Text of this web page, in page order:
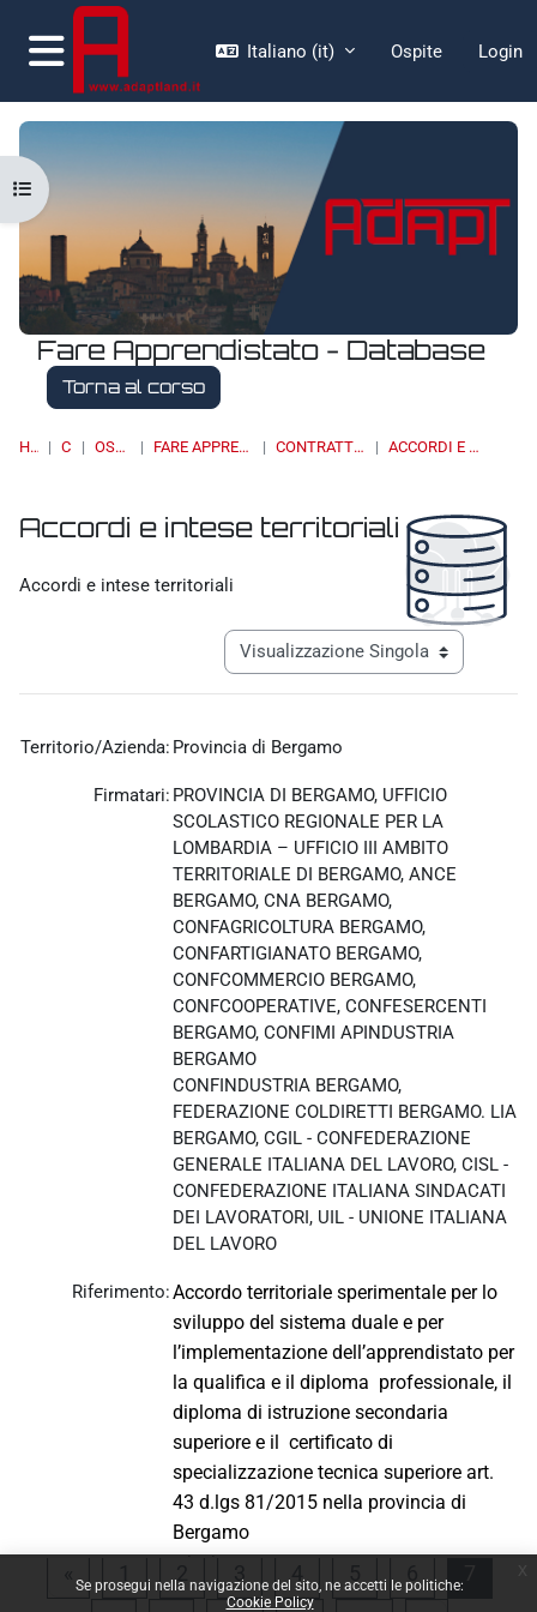
Vai al contenuto principale
Se prosegui nella navigazione del sito, ne accetti le politiche:
Cookie Policy
Pannello laterale
Italiano ‎(it)‎ Ospite Login
Fare Apprendistato - Database
Torna al corso
HOME CORSI OSSERVATORI FARE APPRENDISTATO - DATABASE CONTRATTAZIONE COLLETTIVA ACCORDI E INTESE TERRITORIALI
Apri indice del corso
Accordi e intese territoriali
Accordi e intese territoriali
Navigazione terziaria modalità
Territorio/Azienda: Provincia di Bergamo
Firmatari: PROVINCIA DI BERGAMO, UFFICIO
SCOLASTICO REGIONALE PER LA
LOMBARDIA – UFFICIO III AMBITO
TERRITORIALE DI BERGAMO, ANCE
BERGAMO, CNA BERGAMO,
CONFAGRICOLTURA BERGAMO,
CONFARTIGIANATO BERGAMO,
CONFCOMMERCIO BERGAMO,
CONFCOOPERATIVE, CONFESERCENTI
BERGAMO, CONFIMI APINDUSTRIA
BERGAMO
CONFINDUSTRIA BERGAMO,
FEDERAZIONE COLDIRETTI BERGAMO. LIA
BERGAMO, CGIL - CONFEDERAZIONE
GENERALE ITALIANA DEL LAVORO, CISL -
CONFEDERAZIONE ITALIANA SINDACATI
DEI LAVORATORI, UIL - UNIONE ITALIANA
DEL LAVORO
Riferimento:Accordo territoriale sperimentale per lo
sviluppo del sistema duale e per
l’implementazione dell’apprendistato per
la qualifica e il diploma professionale, il
diploma di istruzione secondaria
superiore e il certificato di
specializzazione tecnica superiore art.
43 d.lgs 81/2015 nella provincia di
Bergamo
Allegato:
Provincia_Bergamo_I_Livello.pdf
Pagina precedente
Pagina 1Pagina 2
3 Pagina 3
4Pagina 4Pagina 5Pagina 6